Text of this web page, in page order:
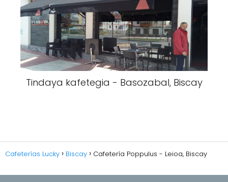
Tindaya kafetegia - Basozabal, Biscay
Cafeterías Lucky Biscay Cafetería Poppulus - Leioa, Biscay